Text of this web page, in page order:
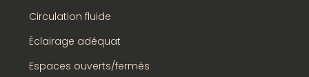
Circulation fluide
Éclairage adéquat
Espaces ouverts/fermés